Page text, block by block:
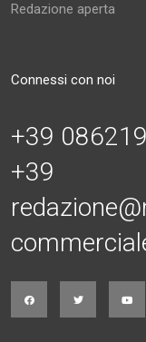
Redazione aperta
Connessi con noi
+39
+39